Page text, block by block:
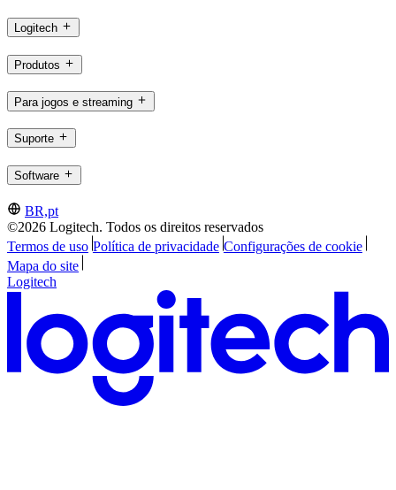
Logitech
Produtos
Para jogos e streaming
Suporte
Software
BR,pt
©2026 Logitech. Todos os direitos reservados
Termos de uso Política de privacidade Configurações de cookie
Mapa do site
Logitech